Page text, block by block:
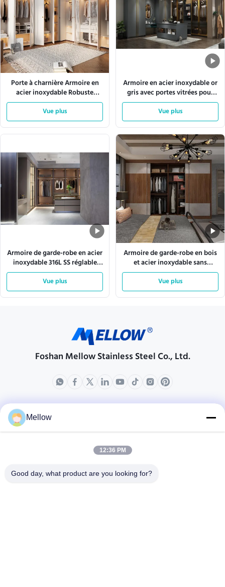
Porte à charnière Armoire en
acier inoxydable Robuste
résistant à la rouille Armoire de
rangement spacieuse Convient
pour le commerce résidentiel
Vue plus
Armoire en acier inoxydable or
gris avec portes vitrées pour
vêtements
Vue plus
Armoire de garde-robe en acier
inoxydable 316L SS réglable
avec suspension et rangement
Vue plus
Armoire de garde-robe en bois
et acier inoxydable sans
couture avec portes
coulissantes ODM
Vue plus
Foshan Mellow Stainless Steel Co., Ltd.
produits
Profil d'entreprise
Visite d'usine
Cas
Mellow
12:36 PM
Good day, what product are you looking for?